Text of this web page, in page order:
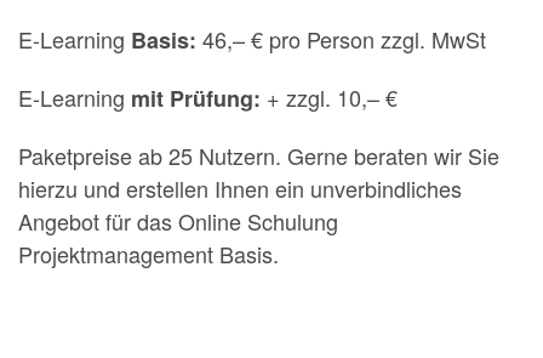
E-Learning Basis: 46,– € pro Person zzgl. MwSt
E-Learning mit Prüfung: + zzgl. 10,– €
Paketpreise ab 25 Nutzern. Gerne beraten wir Sie
hierzu und erstellen Ihnen ein unverbindliches
Angebot für das Online Schulung
Projektmanagement Basis.